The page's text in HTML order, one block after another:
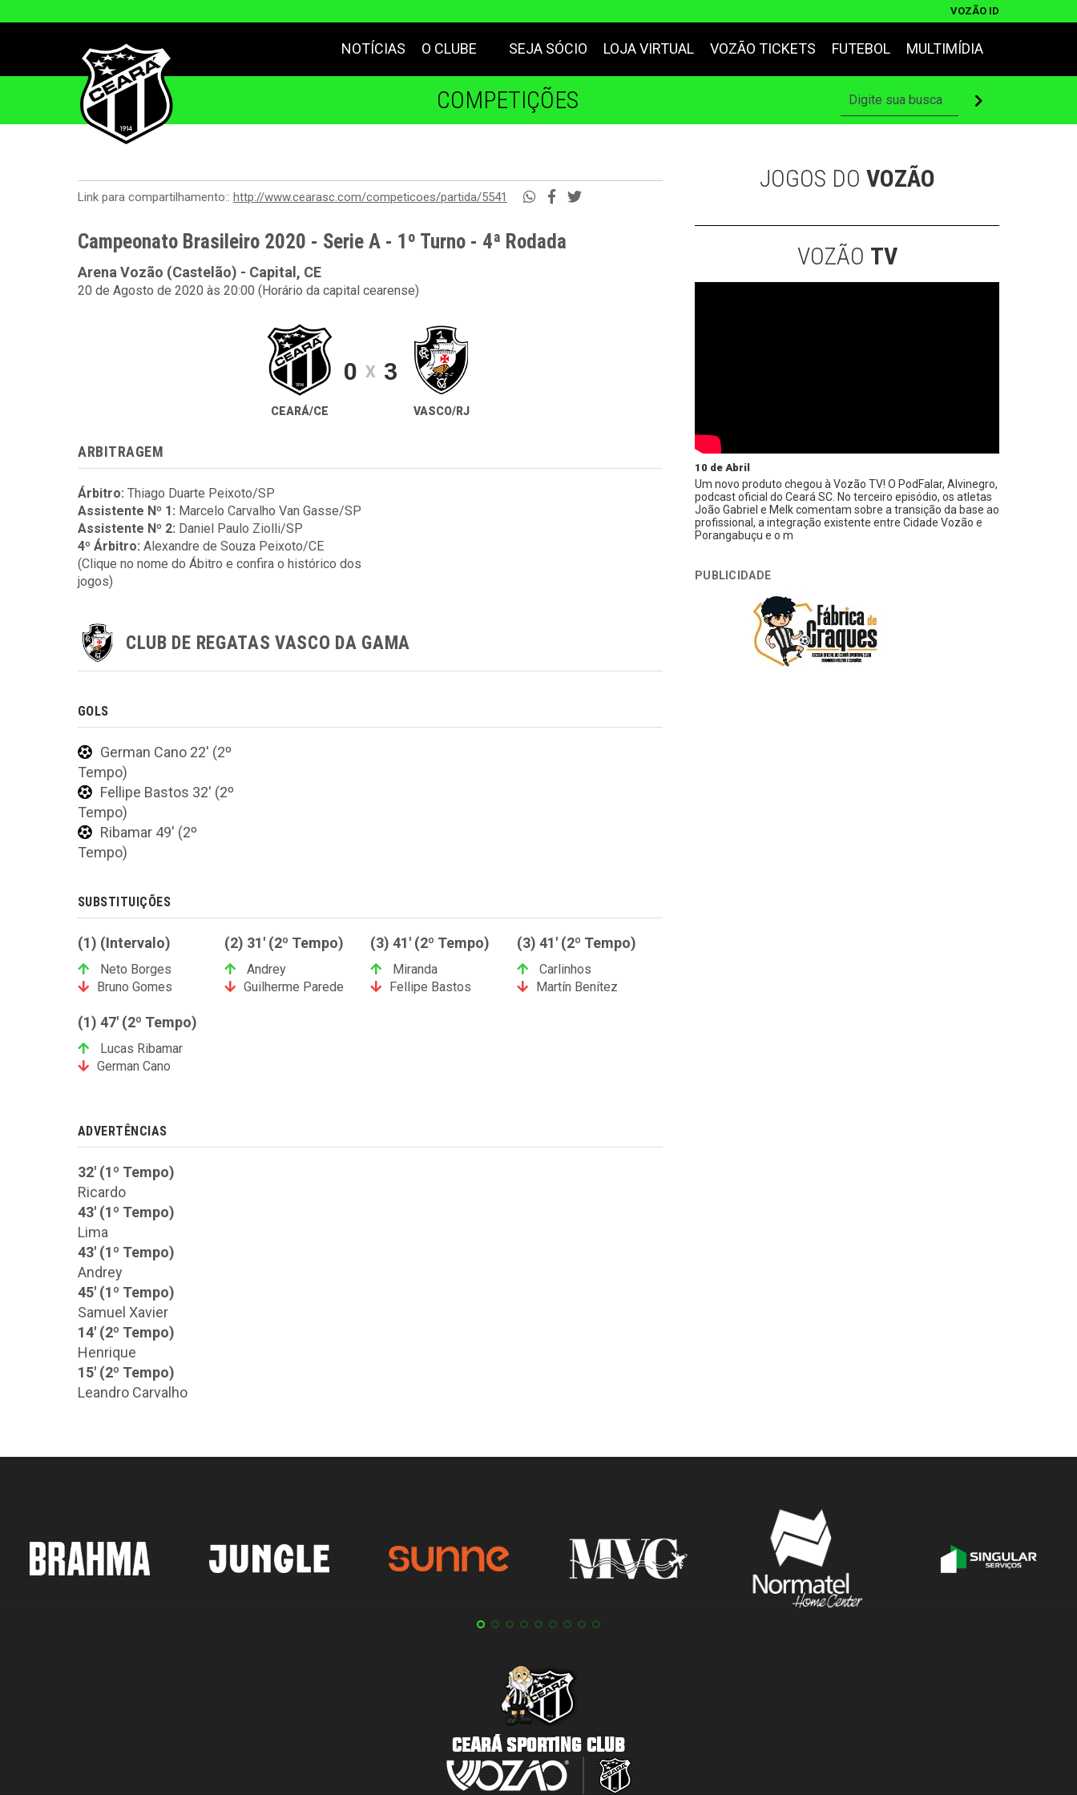
VOZÃO ID
NOTÍCIAS O CLUBE SEJA SÓCIO LOJA VIRTUAL VOZÃO TICKETS FUTEBOL MULTIMÍDIA
COMPETIÇÕES
Link para compartilhamento:: http://www.cearasc.com/competicoes/partida/5541
Campeonato Brasileiro 2020 - Serie A - 1º Turno - 4ª Rodada
Arena Vozão (Castelão) - Capital, CE
20 de Agosto de 2020 às 20:00 (Horário da capital cearense)
CEARÁ/CE
0 X 3
VASCO/RJ
ARBITRAGEM
Árbitro: Thiago Duarte Peixoto/SP
Assistente Nº 1: Marcelo Carvalho Van Gasse/SP
Assistente Nº 2: Daniel Paulo Ziolli/SP
4º Árbitro: Alexandre de Souza Peixoto/CE
(Clique no nome do Ábitro e confira o histórico dos
jogos)
CLUB DE REGATAS VASCO DA GAMA
GOLS
German Cano 22' (2º
Tempo)
Fellipe Bastos 32' (2º
Tempo)
Ribamar 49' (2º
Tempo)
SUBSTITUIÇÕES
(1) (Intervalo)
Neto Borges
Bruno Gomes
(2) 31' (2º Tempo)
Andrey
Guilherme Parede
(3) 41' (2º Tempo)
Miranda
Fellipe Bastos
(3) 41' (2º Tempo)
Carlinhos
Martín Benítez
(1) 47' (2º Tempo)
Lucas Ribamar
German Cano
ADVERTÊNCIAS
32' (1º Tempo)
Ricardo
43' (1º Tempo)
Lima
43' (1º Tempo)
Andrey
45' (1º Tempo)
Samuel Xavier
14' (2º Tempo)
Henrique
15' (2º Tempo)
Leandro Carvalho
JOGOS DO VOZÃO
VOZÃO TV
10 de Abril
Um novo produto chegou à Vozão TV! O PodFalar, Alvinegro,
podcast oficial do Ceará SC. No terceiro episódio, os atletas
João Gabriel e Melk comentam sobre a transição da base ao
profissional, a integração existente entre Cidade Vozão e
Porangabuçu e o m
PUBLICIDADE
CEARÁ SPORTING CLUB